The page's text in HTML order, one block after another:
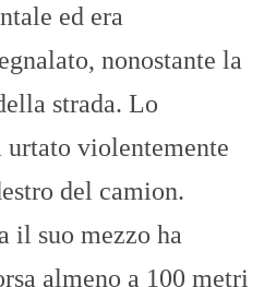
ed era
nonostante la
strada. Lo
urtato violentemente
del camion.
il suo mezzo ha
almeno a 100 metri